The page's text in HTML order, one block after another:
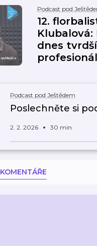
Podcast pod
12.
Klubalová:
dnes
Podcast pod Ještědem
Poslechněte si
2. 2. 2026 30 min
KOMENTÁŘE